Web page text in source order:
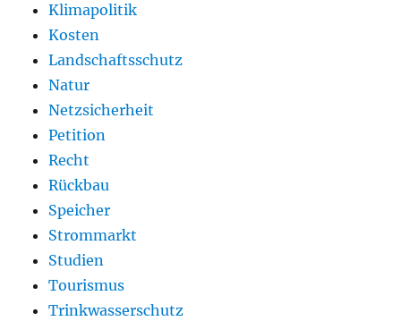
Klimapolitik
Kosten
Landschaftsschutz
Natur
Netzsicherheit
Petition
Recht
Rückbau
Speicher
Strommarkt
Studien
Tourismus
Trinkwasserschutz